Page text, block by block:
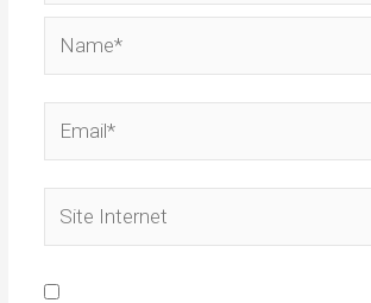
Internet